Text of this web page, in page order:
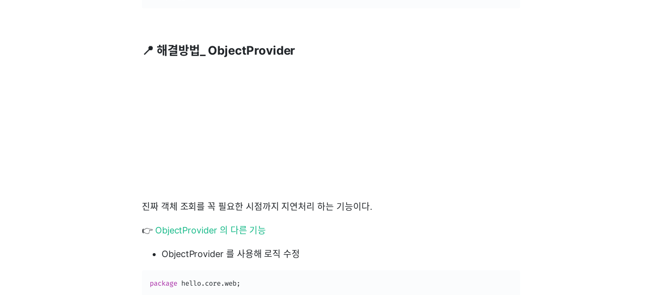
📍 해결방법_ ObjectProvider
진짜 객체 조회를 꼭 필요한 시점까지 지연처리 하는 기능이다.
👉 ObjectProvider 의 다른 기능
ObjectProvider 를 사용해 로직 수정
package hello.core.web;